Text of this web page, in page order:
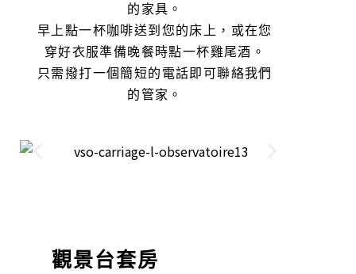
的家具。
早上點一杯咖啡送到您的床上，或在您
穿好衣服準備晚餐時點一杯雞尾酒。
只需撥打一個簡短的電話即可聯絡我們
的管家。
觀景台套房